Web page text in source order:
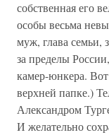
собственная его
особы весьма
муж, глава семьи,
за пределы
камер-юнкера.
верхней папке.)
Александром
И желательно